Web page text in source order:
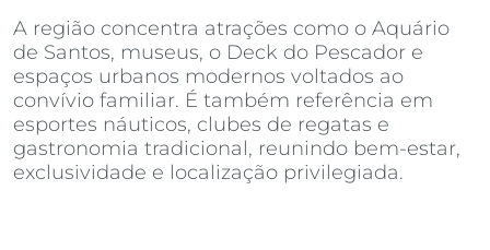
A região concentra atrações como o Aquário
de Santos, museus, o Deck do Pescador e
espaços urbanos modernos voltados ao
convívio familiar. É também referência em
esportes náuticos, clubes de regatas e
gastronomia tradicional, reunindo bem-estar,
exclusividade e localização privilegiada.